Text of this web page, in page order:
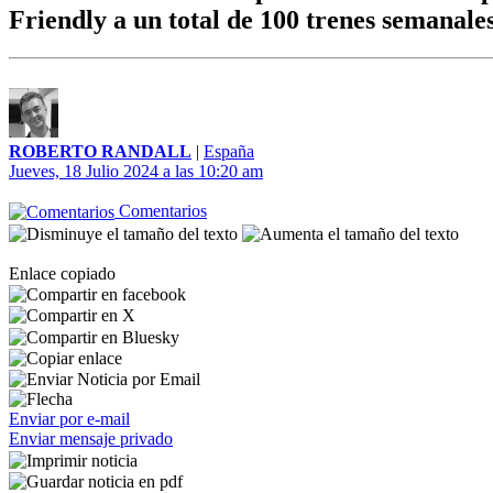
Friendly a un total de 100 trenes
ROBERTO RANDALL | España
Jueves, 18 Julio 2024 a las 10:20 am
Comentarios
Enlace copiado
Enviar por e-mail
Enviar mensaje privado